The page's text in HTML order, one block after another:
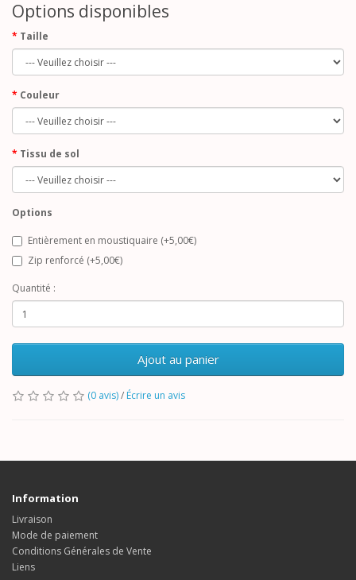
Options disponibles
Taille
Couleur
Tissu de sol
Options
Entièrement en moustiquaire (+5,00€)
Zip renforcé (+5,00€)
Quantité :
Ajout au panier
(0 avis)/ Écrire un avis
Information
Livraison
Mode de paiement
Conditions Générales de Vente
Liens